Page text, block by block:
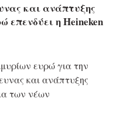
και ανάπτυξης
επενδύει η Heineken
ευρώ για την
και ανάπτυξης
των νέων